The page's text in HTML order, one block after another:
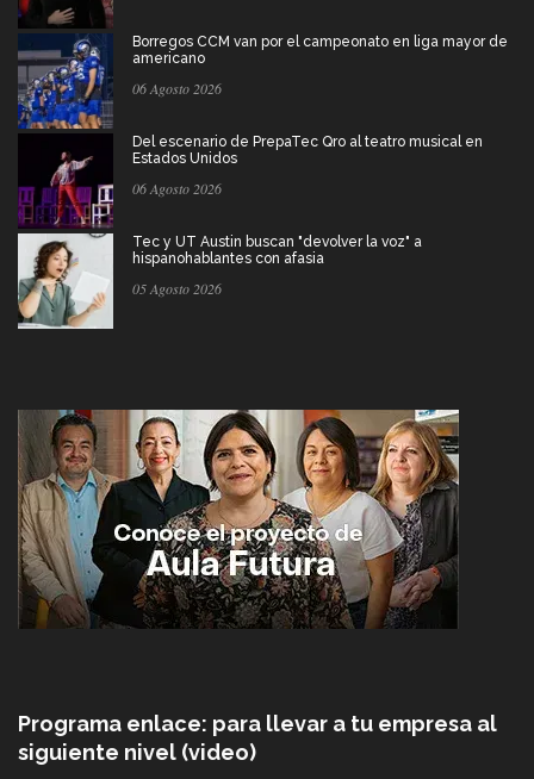
Borregos CCM van por el campeonato en liga mayor de
americano
06 Agosto 2026
Del escenario de PrepaTec Qro al teatro musical en
Estados Unidos
06 Agosto 2026
Tec y UT Austin buscan "devolver la voz" a
hispanohablantes con afasia
05 Agosto 2026
Programa enlace: para llevar a tu empresa al
siguiente nivel (video)